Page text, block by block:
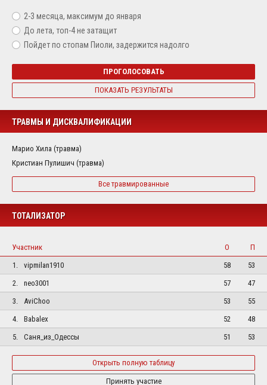
2-3 месяца, максимум до января
До лета, топ-4 не затащит
Пойдет по стопам Пиоли, задержится надолго
ПРОГОЛОСОВАТЬ
ПОКАЗАТЬ РЕЗУЛЬТАТЫ
ТРАВМЫ И ДИСКВАЛИФИКАЦИИ
Марио Хила (травма)
Кристиан Пулишич (травма)
Все травмированные
ТОТАЛИЗАТОР
Участник О
П
1.
vipmilan1910 58
53
2.
neo3001 57
47
3.
AviChoo 53
55
4.
Babalex 52
48
5.
Саня_из_Одессы 51 53
Открыть полную таблицу
Принять участие